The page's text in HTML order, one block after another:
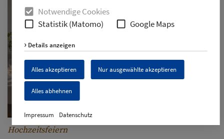
Notwendige Cookies
Statistik (Matomo)
Google Maps
Details anzeigen
Alles akzeptieren Nur ausgewählte akzeptieren
Alles abhehnen
Impressum Datenschutz
Hochzeitsfeiern